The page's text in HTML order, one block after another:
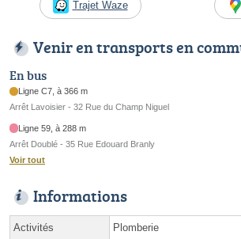
Trajet Waze
Venir en transports en
En bus
Ligne C7, à 366 m
Arrêt Lavoisier - 32 Rue du Champ Niguel
Ligne 59, à 288 m
Arrêt Doublé - 35 Rue Edouard Branly
Voir tout
Informations
Activités Plomberie